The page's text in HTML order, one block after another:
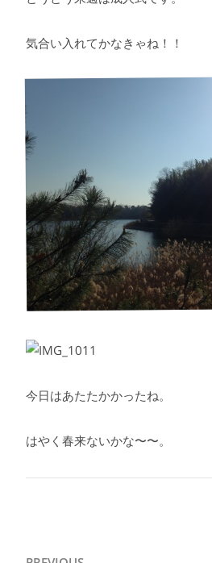
気合い入れてかなきゃね！！
今日はあたたかかったね。
はやく春来ないかな〜〜。